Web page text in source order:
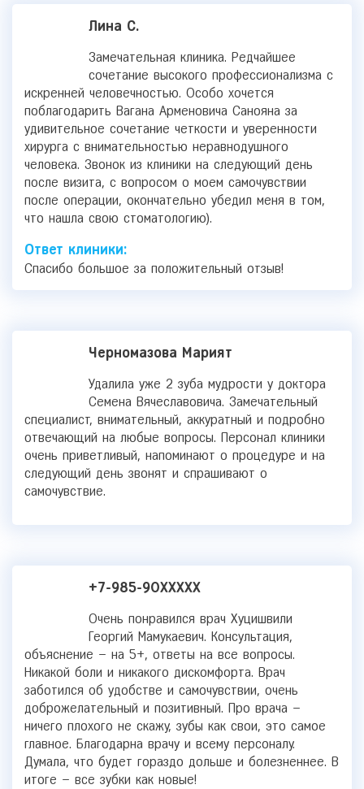
Лина С.
Замечательная клиника. Редчайшее
сочетание высокого профессионализма с
искренней человечностью. Особо хочется
поблагодарить Вагана Арменовича Санояна за
удивительное сочетание четкости и уверенности
хирурга с внимательностью неравнодушного
человека. Звонок из клиники на следующий день
после визита, с вопросом о моем самочувствии
после операции, окончательно убедил меня в том,
что нашла свою стоматологию).
Ответ клиники:
Спасибо большое за положительный отзыв!
Черномазова Марият
Удалила уже 2 зуба мудрости у доктора
Семена Вячеславовича. Замечательный
специалист, внимательный, аккуратный и подробно
отвечающий на любые вопросы. Персонал клиники
очень приветливый, напоминают о процедуре и на
следующий день звонят и спрашивают о
самочувствие.
+7-985-90XXXXX
Очень понравился врач Хуцишвили
Георгий Мамукаевич. Консультация,
объяснение – на 5+, ответы на все вопросы.
Никакой боли и никакого дискомфорта. Врач
заботился об удобстве и самочувствии, очень
доброжелательный и позитивный. Про врача –
ничего плохого не скажу, зубы как свои, это самое
главное. Благодарна врачу и всему персоналу.
Думала, что будет гораздо дольше и болезненнее. В
итоге – все зубки как новые!